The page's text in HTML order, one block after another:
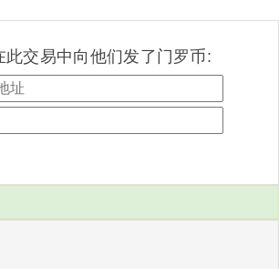
此交易中向他们发了门罗币: